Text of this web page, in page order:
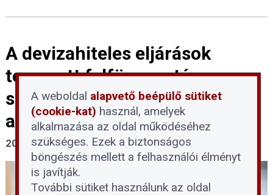
A devizahiteles eljárások
tervezett felfüggesztése:
segítség vagy újabb akadály az
adósoknak?
2026. június 1.
A weboldal alapvető beépülő sütiket
(cookie-kat) használ, amelyek
alkalmazása az oldal működéséhez
szükséges. Ezek a biztonságos
böngészés mellett a felhasználói élményt
is javítják.
További sütiket használunk az oldal